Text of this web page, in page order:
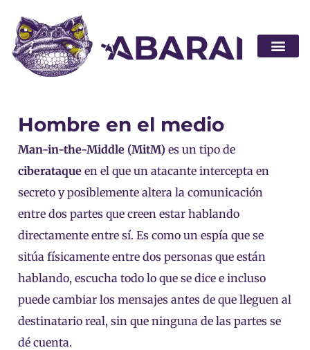
Hombre en el medio
Man-in-the-Middle (MitM) es un tipo de
ciberataque en el que un atacante intercepta en
secreto y posiblemente altera la comunicación
entre dos partes que creen estar hablando
directamente entre sí. Es como un espía que se
sitúa físicamente entre dos personas que están
hablando, escucha todo lo que se dice e incluso
puede cambiar los mensajes antes de que lleguen al
destinatario real, sin que ninguna de las partes se
dé cuenta.